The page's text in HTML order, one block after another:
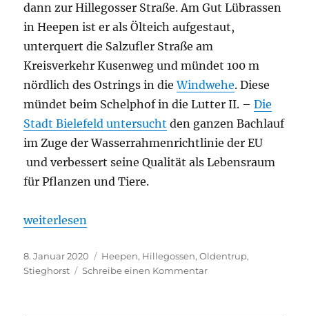
dann zur Hillegosser Straße. Am Gut Lübrassen
in Heepen ist er als Ölteich aufgestaut,
unterquert die Salzufler Straße am
Kreisverkehr Kusenweg und mündet 100 m
nördlich des Ostrings in dieWindwehe. Diese
mündet beim Schelphof in die Lutter II. –Die
Stadt Bielefeld untersucht den ganzen Bachlauf
im Zuge der Wasserrahmenrichtlinie der EU
und verbessert seine Qualität als Lebensraum
für Pflanzen und Tiere.
„Oldentruper Bach mit Selhausenbach“
weiterlesen
Veröffentlicht
am
8. Januar 2020 Kategorien
Heepen, Hillegossen,Oldentrup,
Stieghorst
Schreibe einen Kommentarzu